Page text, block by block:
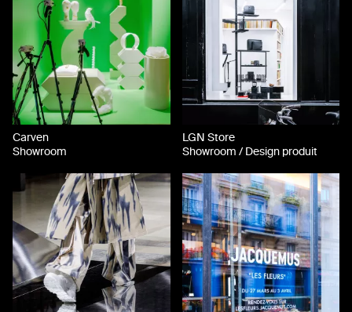
Carven
Showroom
LGN Store
Showroom / Design produit